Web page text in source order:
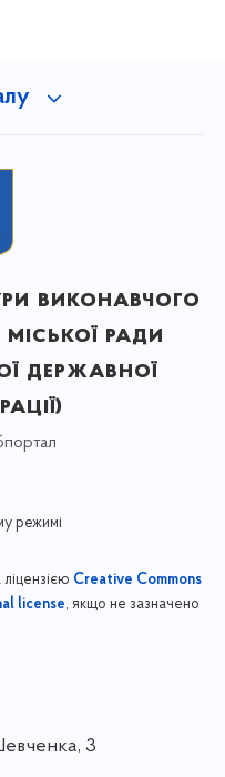
виконавчого
ради
державної
режимі
Creative Commons
license, якщо не зазначено
3